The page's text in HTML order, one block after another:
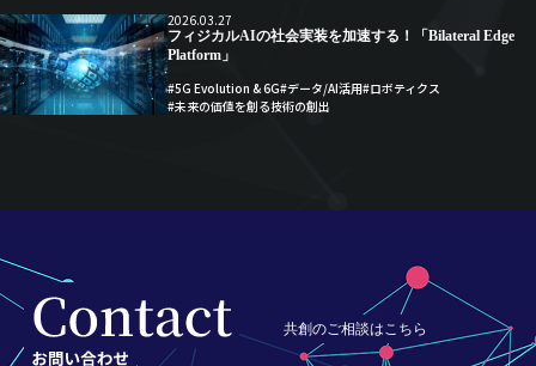
2026.03.27
フィジカルAIの社会実装を加速する！「Bilateral Edge
Platform」
#5G Evolution & 6G#データ/AI活用#ロボティクス
#未来の価値を創る技術の創出
共創のご相談はこちら